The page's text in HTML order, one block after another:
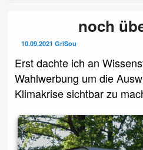
noch
10.09.2021 GriSou
Erst dachte ich an
Wahlwerbung um die
Klimakrise sichtbar zu